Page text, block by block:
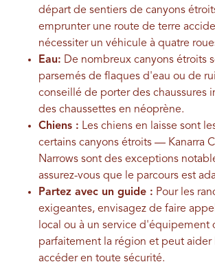
départ de sentiers de canyons
emprunter une route de terre
nécessiter un véhicule à quatre
Eau: De nombreux canyons étroits
parsemés de flaques d'eau ou de
conseillé de porter des chaussures
des chaussettes en néoprène.
Chiens : Les chiens en laisse sont
certains canyons étroits — Kanarra
Narrows sont des exceptions
assurez-vous que le parcours est
Partez avec un guide : Pour les
exigeantes, envisagez de faire
local ou à un service d'équipement
parfaitement la région et peut aider
accéder en toute sécurité.